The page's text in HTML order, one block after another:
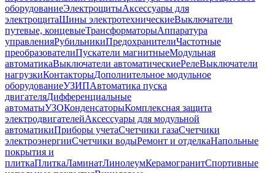
оборудованиеЭлектрощитыАксессуары для
электрощитаШины электротехническиеВыключатели
путевые, концевыеТрансформаторыАппаратура
управленияРубильникиПредохранителиЧастотные
преобразователиПускатели магнитныеМодульная
автоматикаВыключатели автоматическиеРелеВыключатели
нагрузкиКонтакторыДополнительное модульное
оборудованиеУЗИПАвтоматика пуска
двигателяДифференциальные
автоматыУЗОКонденсаторыКомплексная защита
электродвигателейАксессуары для модульной
автоматикиПриборы учетаСчетчики газаСчетчики
электроэнергииСчетчики водыРемонт и отделкаНапольные
покрытия и
плиткаПлиткаЛаминатЛинолеумКерамогранитСпортивные